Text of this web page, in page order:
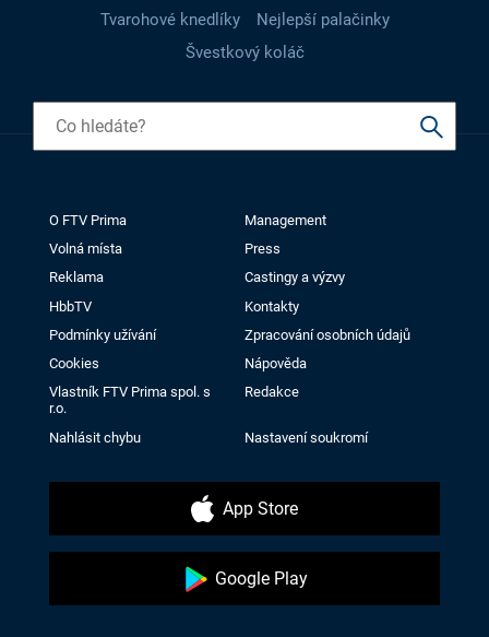
Tvarohové knedlíky
Nejlepší palačinky
Švestkový koláč
O FTV Prima
Management
Volná místa
Press
Reklama
Castingy a výzvy
HbbTV
Kontakty
Podmínky užívání
Zpracování osobních údajů
Cookies
Nápověda
Vlastník FTV Prima spol. s
r.o.
Redakce
Nahlásit chybu Nastavení soukromí
App Store
Google Play